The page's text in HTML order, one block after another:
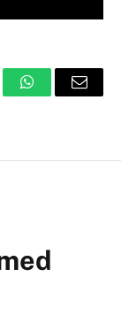
WhatsAppEmail